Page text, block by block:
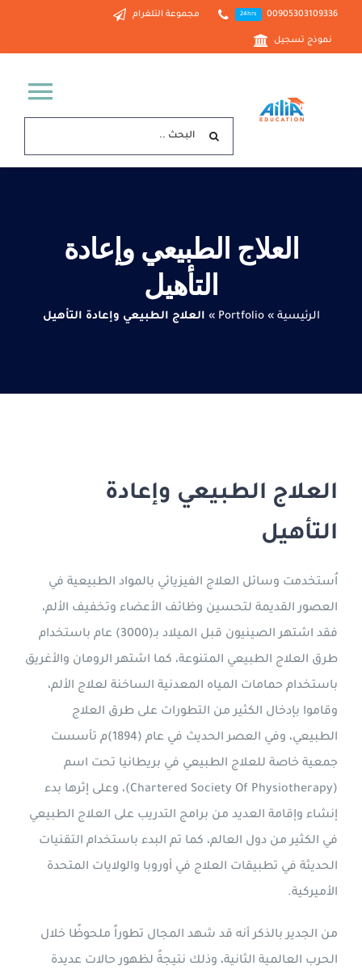
00905303109336
24hrs مجموعة التلغرام
نموذج تسجيل
الرئيسية
الدراسة في تركيا
البحث
عن:
العلاج الطبيعي وإعادة
التأهيل
الرئيسية »
Portfolio
» العلاج الطبيعي وإعادة التأهيل
العلاج الطبيعي وإعادة
التأهيل
اُستخدمت وسائل العلاج الفيزيائي بالمواد الطبيعية في
العصور القديمة لتحسين وظائف الأعضاء وتخفيف الألم،
فقد اشتهر الصينيون قبل الميلاد بـ(3000) عام باستخدام
طرق العلاج الطبيعي المتنوعة، كما اشتهر الرومان والأغريق
باستخدام حمامات المياه المعدنية الساخنة لعلاج الألم،
وقاموا بإدخال الكثير من التطورات على طرق العلاج
الطبيعي، وفي العصر الحديث في عام (1894)م تأسست
جمعية خاصة للعلاج الطبيعي في بريطانيا تحت اسم
(Chartered Society Of Physiotherapy)، وعلى إثرها بدء
إنشاء وإقامة العديد من برامج التدريب على العلاج الطبيعي
في الكثير من دول العالم، كما تم البدء باستخدام التقنيات
الحديثة في تطبيقات العلاج في أوروبا والولايات المتحدة
الأميركية.
من الجدير بالذكر أنه قد شهد المجال تطوراً ملحوظًا خلال
الحرب العالمية الثانية، وذلك نتيجةً لظهور حالات عديدة